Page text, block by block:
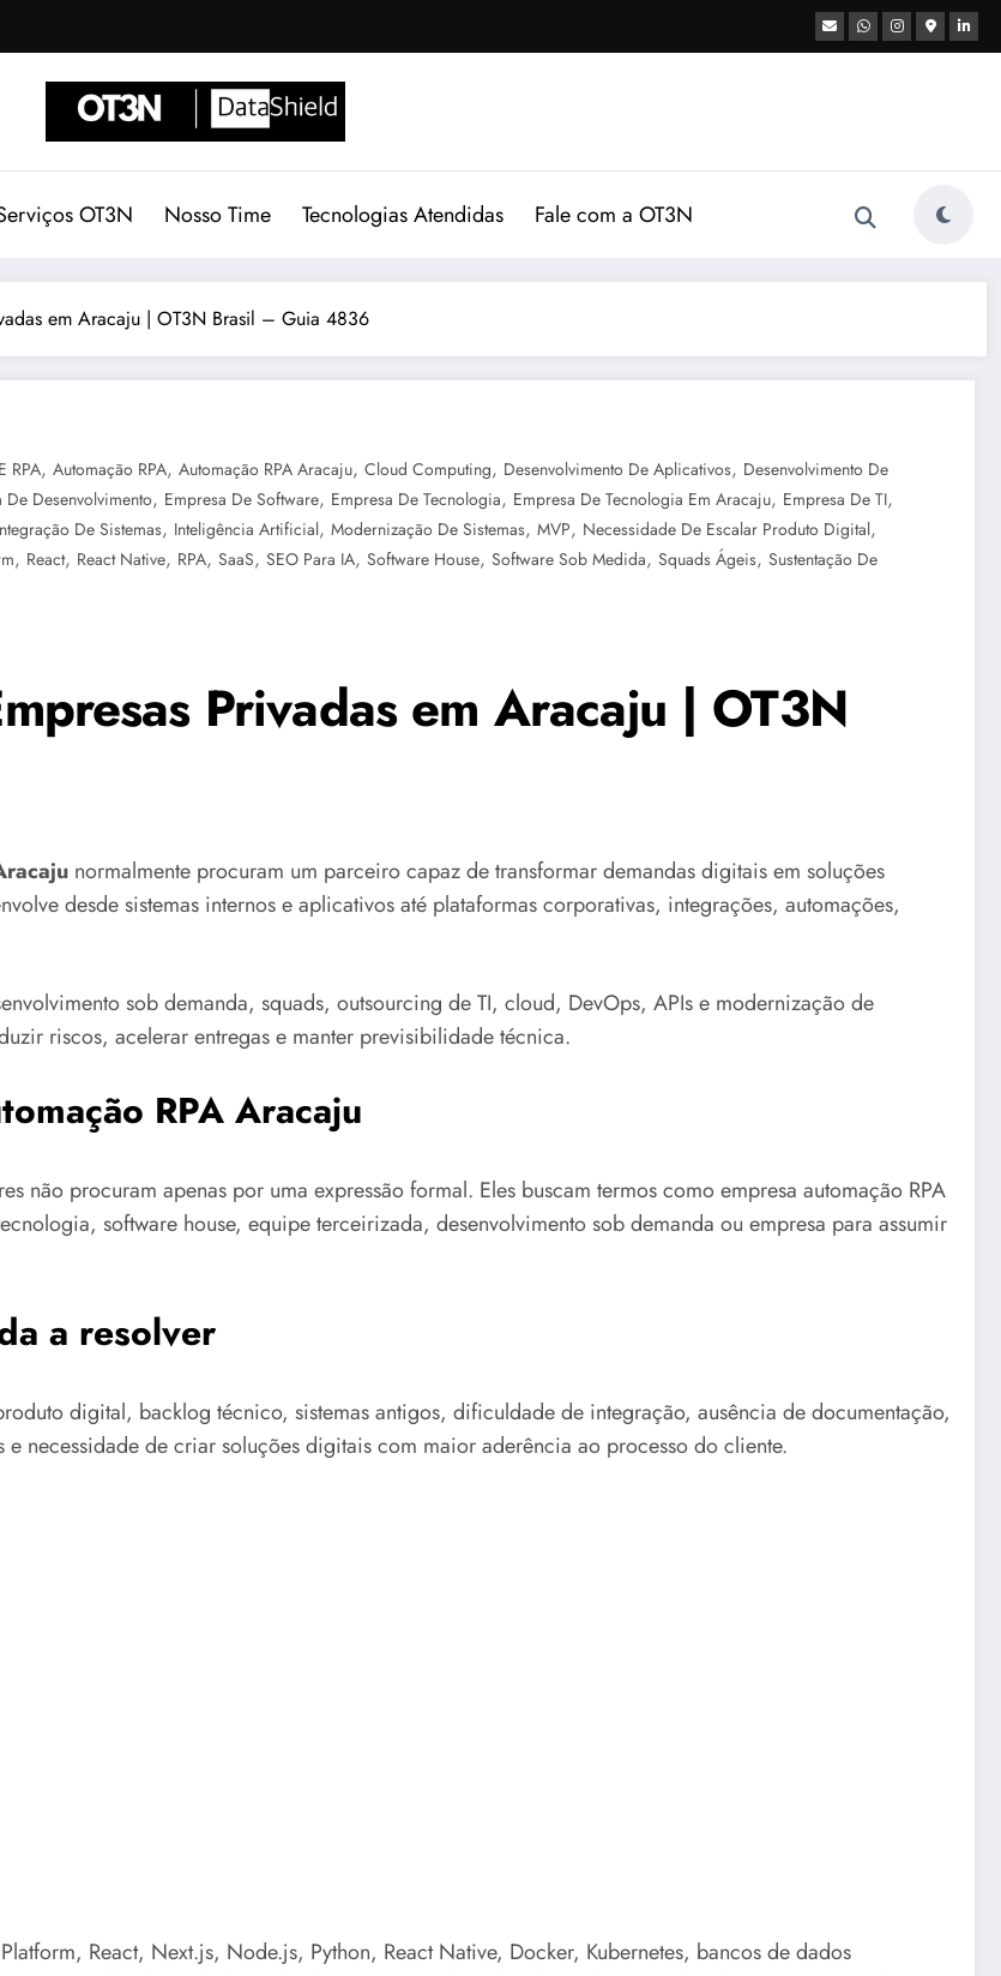
OT3N Nosso Time Tecnologias Atendidas Fale com a OT3N
em Aracaju | OT3N Brasil – Guia 4836
RPA, Automação RPA, Automação RPA Aracaju, Cloud Computing, Desenvolvimento De Aplicativos, Desenvolvimento De
De Desenvolvimento, Empresa De Software, Empresa De Tecnologia, Empresa De Tecnologia Em Aracaju, Empresa De TI,
De Sistemas, Inteligência Artificial, Modernização De Sistemas, MVP, Necessidade De Escalar Produto Digital,
, React, React Native, RPA, SaaS, SEO Para IA, Software House, Software Sob Medida, Squads Ágeis, Sustentação De
Privadas em Aracaju | OT3N
normalmente procuram um parceiro capaz de transformar demandas digitais em soluções
desde sistemas internos e aplicativos até plataformas corporativas, integrações, automações,
sob demanda, squads, outsourcing de TI, cloud, DevOps, APIs e modernização de
riscos, acelerar entregas e manter previsibilidade técnica.
RPA Aracaju
não procuram apenas por uma expressão formal. Eles buscam termos como empresa automação RPA
software house, equipe terceirizada, desenvolvimento sob demanda ou empresa para assumir
a resolver
digital, backlog técnico, sistemas antigos, dificuldade de integração, ausência de documentação,
necessidade de criar soluções digitais com maior aderência ao processo do cliente.
React, Next.js, Node.js, Python, React Native, Docker, Kubernetes, bancos de dados